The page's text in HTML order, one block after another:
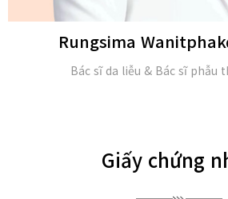
Michael H.
M.D. và Hội viên của Viện Da liễu
Giấy chứng